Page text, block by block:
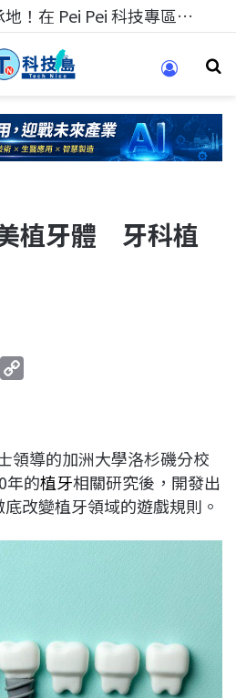
科技人的經驗傳承地！在 Pei Pei 科技專區，與學弟妹交流最硬核的技術
植牙體 牙科植
L
i
n
領導的加洲大學洛杉磯分校
年的植牙相關研究後，開發出
改變植牙領域的遊戲規則。